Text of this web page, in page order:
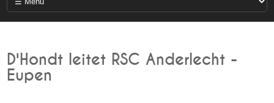
D'Hondt leitet RSC Anderlecht -
Eupen